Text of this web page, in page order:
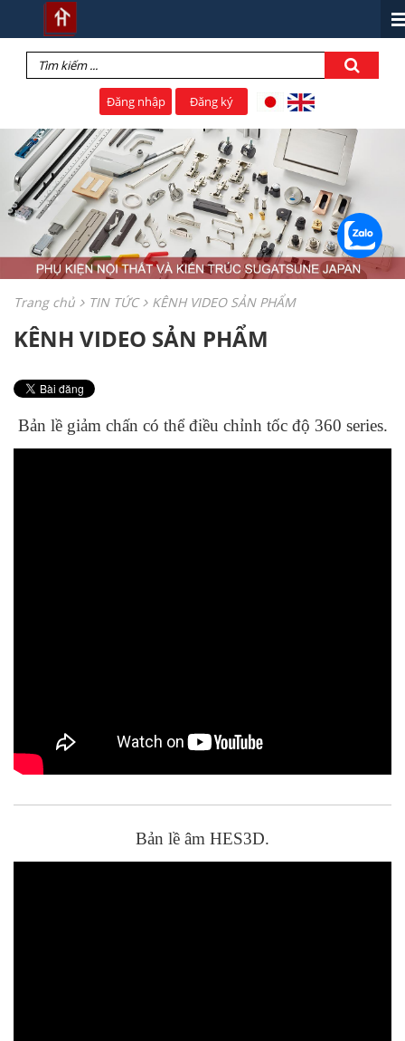
Đăng nhập Đăng ký
Trang chủ TIN TỨC KÊNH VIDEO SẢN PHẨM
KÊNH VIDEO SẢN PHẨM
Bản lề giảm chấn có thể điều chỉnh tốc độ 360 series.
Bản lề âm HES3D.